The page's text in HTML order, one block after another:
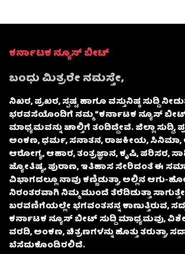
ಕರ್ನಾಟಕ ನ್ಯೂಸ್ ಬೀಟ್
ಬಂಧು ಮಿತ್ರರೇ ನಮಸ್ತೇ,
ನಿಖರ, ಪ್ರಖರ, ಸ್ಪಷ್ಟ ಹಾಗೂ ವಸ್ತುನಿಷ್ಠ ಸುದ್ದಿ
ಭರವಸೆಯೊಂದಿಗೆ ನಮ್ಮ “ಕರ್ನಾಟಕ ನ್ಯೂಸ್
ಮಾಧ್ಯಮವನ್ನು ಚಾಲ್ತಿಗೆ ತಂದಿದ್ದೇವೆ. ಜಿಲ್ಲಾ ಸುದ್ದಿ,
ಅಂಕಣ, ಧರ್ಮ, ಸನಾತನ, ರಾಜಕೀಯ, ಸಿನಿಮಾ,
ಆರೋಗ್ಯ, ಆಹಾರ, ತಂತ್ರಜ್ಞಾನ, ಕೃಷಿ, ಪರಿಸರ,
ಜ್ಯೋತಿಷ್ಯ, ಪುರಾಣ, ಇತಿಹಾಸ ಸೇರಿದಂತೆ ಈ
ವಿಭಾಗದಲ್ಲೂ ನಾವು ಕಣ್ಣಿಡುತ್ತಾ, ಅಲ್ಲಿನ ಆಗು-
ನಿರಂತರವಾಗಿ ನಿಮ್ಮ ಮುಂದೆ ತೆರೆದಿಡುತ್ತಾ
ಬರವಣಿಗೆಯಲ್ಲೇ ಭಗವಂತನನ್ನ ಕಾಣುತ್ತಿರುವ,
ಕರ್ನಾಟಕ ನ್ಯೂಸ್ ಬೀಟ್ ಸುದ್ದಿ ಮಾಧ್ಯಮವು,
ವರದಿ, ಅಂಕಣ, ಚಿತ್ರಣಗಳನ್ನು ಹೊತ್ತು ತರುತ್ತಾ,
ಬೆಸೆದುಕೊಂಡಿರಲಿದೆ.